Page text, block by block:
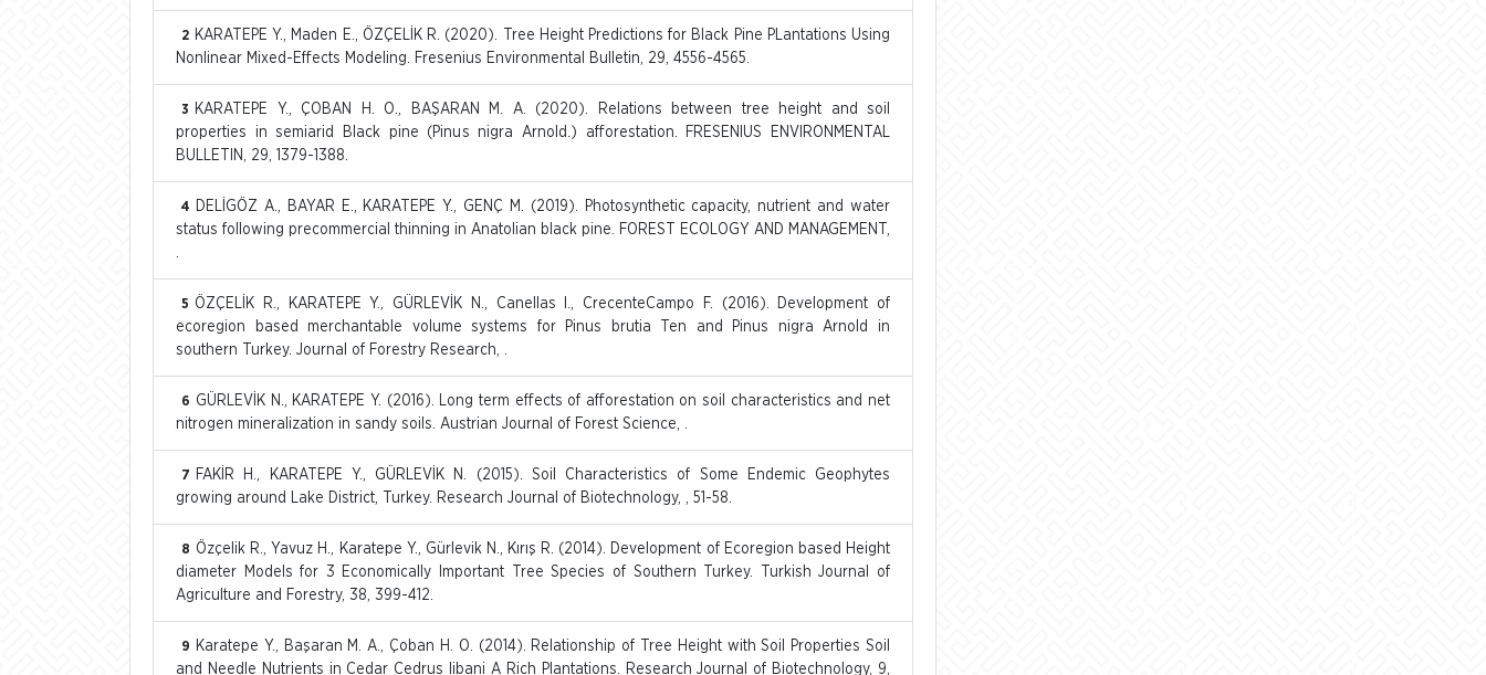
2 KARATEPE Y., Maden E., ÖZÇELİK R. (2020). Tree Height Predictions for Black Pine PLantations Using
Nonlinear Mixed-Effects Modeling. Fresenius Environmental Bulletin, 29, 4556-4565.
3
KARATEPE Y., ÇOBAN H. O., BAŞARAN M. A. (2020). Relations between tree height and soil
properties in semiarid Black pine (Pinus nigra Arnold.) afforestation. FRESENIUS ENVIRONMENTAL
BULLETIN, 29, 1379-1388.
4
DELİGÖZ A., BAYAR E., KARATEPE Y., GENÇ M. (2019). Photosynthetic capacity, nutrient and water
status following precommercial thinning in Anatolian black pine. FOREST ECOLOGY AND MANAGEMENT,
.
5 ÖZÇELİK R., KARATEPE Y., GÜRLEVİK N., Canellas I., CrecenteCampo F. (2016). Development of
ecoregion based merchantable volume systems for Pinus brutia Ten and Pinus nigra Arnold in
southern Turkey. Journal of Forestry Research, .
6 GÜRLEVİK N., KARATEPE Y. (2016). Long term effects of afforestation on soil characteristics and net
nitrogen mineralization in sandy soils. Austrian Journal of Forest Science, .
7
FAKİR H., KARATEPE Y., GÜRLEVİK N. (2015). Soil Characteristics of Some Endemic Geophytes
growing around Lake District, Turkey. Research Journal of Biotechnology, , 51-58.
8 Özçelik R., Yavuz H., Karatepe Y., Gürlevik N., Kırış R. (2014). Development of Ecoregion based Height
diameter Models for 3 Economically Important Tree Species of Southern Turkey. Turkish Journal of
Agriculture and Forestry, 38, 399-412.
9
Karatepe Y., Başaran M. A., Çoban H. O. (2014). Relationship of Tree Height with Soil Properties Soil
and Needle Nutrients in Cedar Cedrus libani A Rich Plantations. Research Journal of Biotechnology, 9,